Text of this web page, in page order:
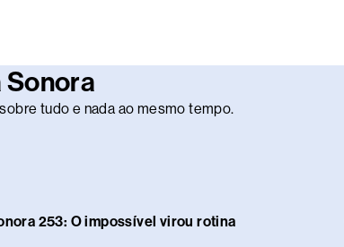
Sonora
tudo e nada ao mesmo tempo.
253: O impossível virou rotina